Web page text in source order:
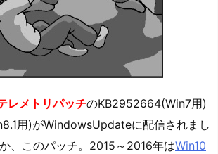
レメトリパッチのKB2952664(Win7用)
用)がWindowsUpdateに配信されまし
、このパッチ。2015～2016年はWin10